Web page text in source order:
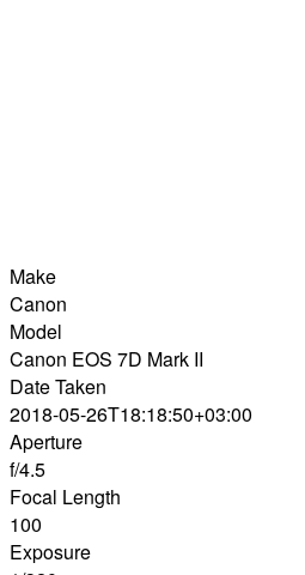
Make
Canon
Model
Canon EOS 7D Mark II
Date Taken
2018-05-26T18:18:50+03:00
Aperture
f/4.5
Focal Length
100
Exposure